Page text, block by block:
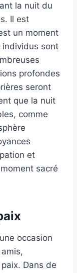
la nuit du
Il est
un moment
individus sont
profondes
seront
que la nuit
comme
et
sacré
occasion
Dans de